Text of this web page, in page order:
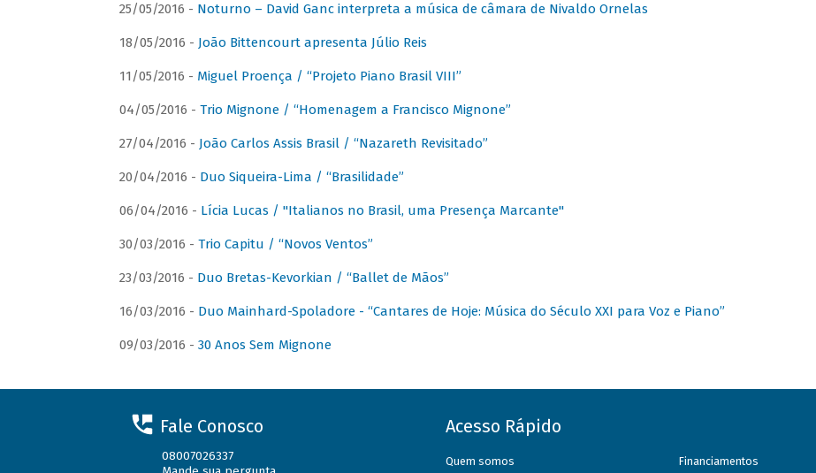
25/05/2016 - Noturno – David Ganc interpreta a música de câmara de Nivaldo Ornelas
18/05/2016 - João Bittencourt apresenta Júlio Reis
11/05/2016 - Miguel Proença / “Projeto Piano Brasil VIII”
04/05/2016 - Trio Mignone / “Homenagem a Francisco Mignone”
27/04/2016 - João Carlos Assis Brasil / “Nazareth Revisitado”
20/04/2016 - Duo Siqueira-Lima / “Brasilidade”
06/04/2016 - Lícia Lucas / "Italianos no Brasil, uma Presença Marcante"
30/03/2016 - Trio Capitu / “Novos Ventos”
23/03/2016 - Duo Bretas-Kevorkian / “Ballet de Mãos”
16/03/2016 - Duo Mainhard-Spoladore - “Cantares de Hoje: Música do Século XXI para Voz e Piano”
09/03/2016 - 30 Anos Sem Mignone
Fale Conosco
08007026337
Acesso Rápido
Quem somos Financiamentos